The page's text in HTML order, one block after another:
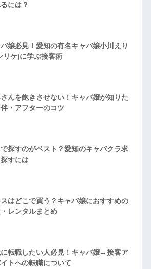
には？
嬢必見！愛知の有名キャバ嬢小川えり
リケ)に学ぶ接客術
んを飽きさせない！キャバ嬢が知りた
・アフターのコツ
探すのがベスト？愛知のキャバクラ求
すには
スはどこで買う？キャバ嬢におすすめの
レンタルまとめ
転職したい人必見！キャバ嬢→接客ア
トへの転職について